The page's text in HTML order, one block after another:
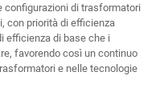
configurazioni di trasformatori
con priorità di efficienza
efficienza di base che i
favorendo così un continuo
e nelle tecnologie